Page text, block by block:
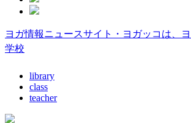
ヨガ情報ニュースサイト・ヨガッコは、
学校
library
class
teacher